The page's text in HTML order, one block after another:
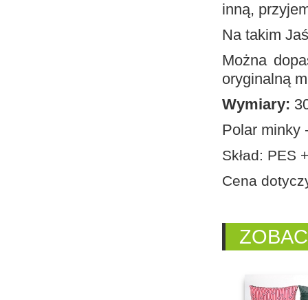
inną,
Na takim
Można
oryginalną
Wymiary:
Polar
Skład: PES
Cena